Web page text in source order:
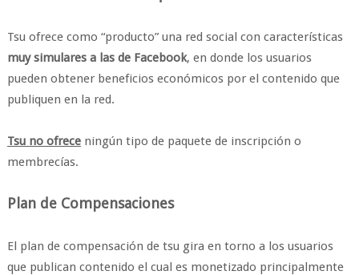
Tsu ofrece como “producto” una red social con características
muy simulares a las de Facebook, en donde los usuarios
pueden obtener beneficios económicos por el contenido que
publiquen en la red.
Tsu no ofreceningún tipo de paquete de inscripción o
membrecías.
Plan de Compensaciones
El plan de compensación de tsu gira en torno a los usuarios
que publican contenido el cual es monetizado principalmente